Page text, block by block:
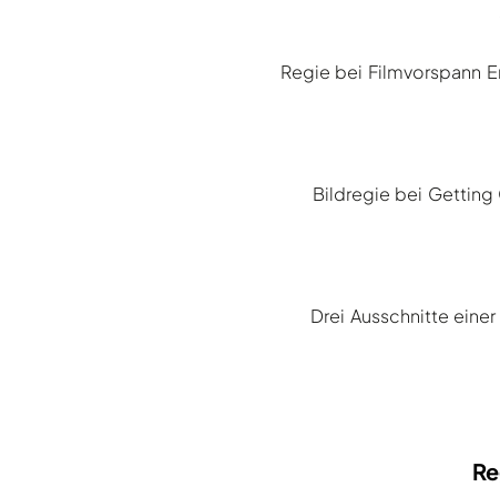
Regie bei Filmvorspann
Bildregie bei Getting
Drei Ausschnitte